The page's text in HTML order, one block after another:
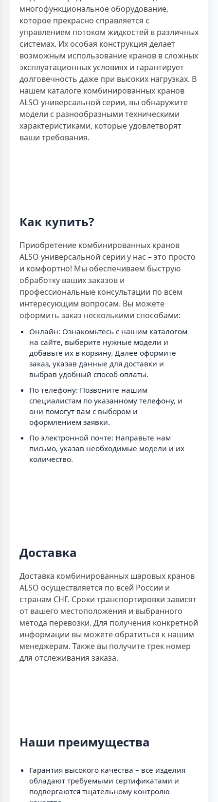
многофункциональное оборудование,
которое прекрасно справляется с
управлением потоком жидкостей в различных
системах. Их особая конструкция делает
возможным использование кранов в сложных
эксплуатационных условиях и гарантирует
долговечность даже при высоких нагрузках. В
нашем каталоге комбинированных кранов
ALSO универсальной серии, вы обнаружите
модели с разнообразными техническими
характеристиками, которые удовлетворят
ваши требования.
Как купить?
Приобретение комбинированных кранов
ALSO универсальной серии у нас – это просто
и комфортно! Мы обеспечиваем быструю
обработку ваших заказов и
профессиональные консультации по всем
интересующим вопросам. Вы можете
оформить заказ несколькими способами:
Онлайн: Ознакомьтесь с нашим каталогом
на сайте, выберите нужные модели и
добавьте их в корзину. Далее оформите
заказ, указав данные для доставки и
выбрав удобный способ оплаты.
По телефону: Позвоните нашим
специалистам по указанному телефону, и
они помогут вам с выбором и
оформлением заявки.
По электронной почте: Направьте нам
письмо, указав необходимые модели и их
количество.
Доставка
Доставка комбинированных шаровых кранов
ALSO осуществляется по всей России и
странам СНГ. Сроки транспортировки зависят
от вашего местоположения и выбранного
метода перевозки. Для получения конкретной
информации вы можете обратиться к нашим
менеджерам. Также вы получите трек номер
для отслеживания заказа.
Наши преимущества
Гарантия высокого качества – все изделия
обладают требуемыми сертификатами и
подвергаются тщательному контролю